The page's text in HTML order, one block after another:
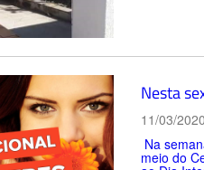
Nesta
11/03/
Na
meio do